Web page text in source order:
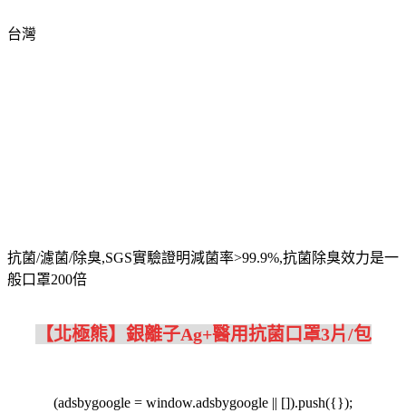
台灣
抗菌/濾菌/除臭,SGS實驗證明減菌率>99.9%,抗菌除臭效力是一
般口罩200倍
【北極熊】銀離子Ag+醫用抗菌口罩3片/包
(adsbygoogle = window.adsbygoogle || []).push({});